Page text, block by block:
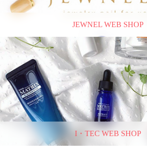
JEWNEL WEB SHOP
I・TEC WEB SHOP